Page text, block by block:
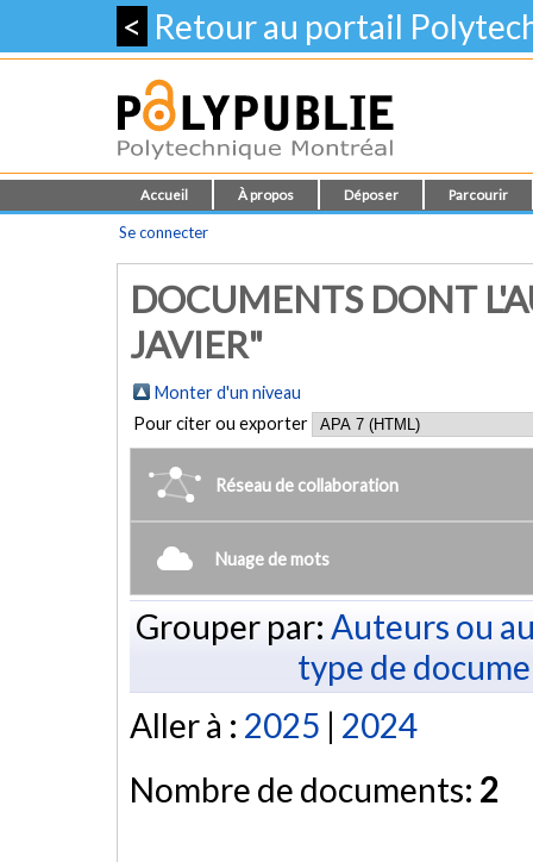
< Retour au portail
Accueil À propos Déposer Parcourir
Se connecter
DOCUMENTS DONT
JAVIER"
Monter d'un niveau
Pour citer ou exporter
Réseau de collaboration
Nuage de mots
Grouper par: Auteurs ou
type de
Aller à : 2025 | 2024
Nombre de documents: 2